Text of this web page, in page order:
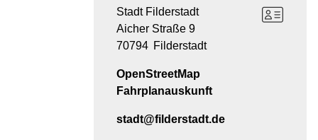
Stadt Filderstadt
Aicher Straße 9
70794 Filderstadt
OpenStreetMap
Fahrplanauskunft
stadt@filderstadt.de